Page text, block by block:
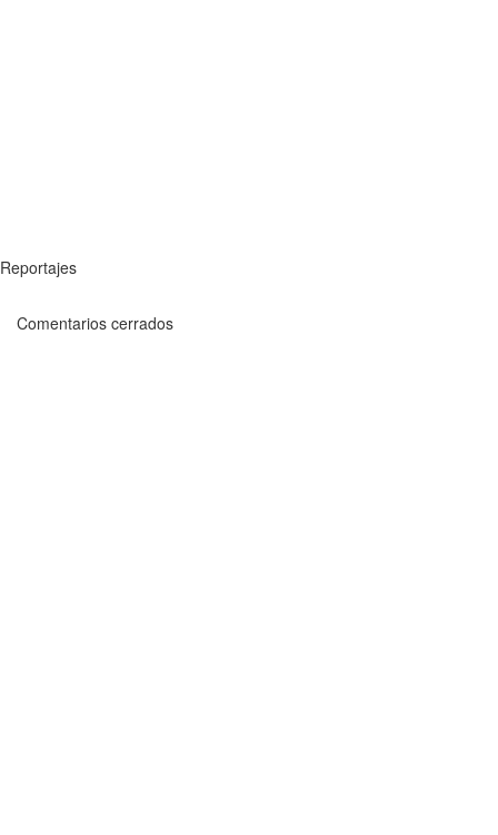
Reportajes
Comentarios cerrados